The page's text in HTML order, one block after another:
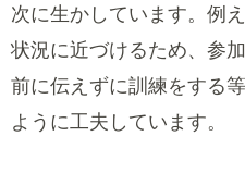
次に生かしています。例
状況に近づけるため、参
前に伝えずに訓練をする
ように工夫しています。